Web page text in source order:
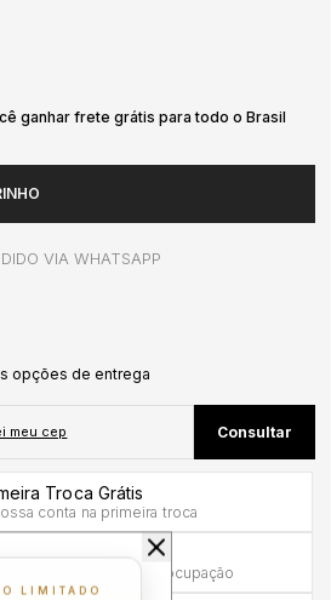
ganhar frete grátis para todo o Brasil
VIA WHATSAPP
Troca Grátis
conta na primeira troca
experimentar sem preocupação
LIMITADO